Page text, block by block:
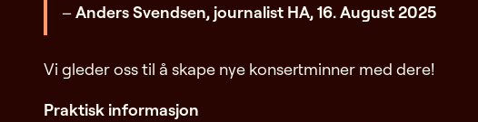
–Anders Svendsen, journalist HA, 16. August 2025
Vi gleder oss til å skape nye konsertminner med dere!
Praktisk informasjon